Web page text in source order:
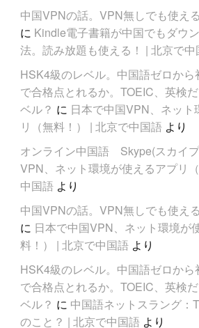
中国VPNの話。VPN無しでも使え
に Kindle電子書籍が中国でもダウ
法。読み放題も使える！ | 北京で中
HSK4級のレベル。中国語ゼロか
で合格点とれるか。TOEIC、英検
ベル？ に 日本で中国VPN、ネット
リ（無料！） | 北京で中国語より
オンライン中国語 Skype(スカイ
VPN、ネット環境が使えるアプリ
中国語より
中国VPNの話。VPN無しでも使え
に 日本で中国VPN、ネット環境が
料！） | 北京で中国語より
HSK4級のレベル。中国語ゼロか
で合格点とれるか。TOEIC、英検
ベル？ に 中国語ネットスラング：
のこと？ | 北京で中国語より